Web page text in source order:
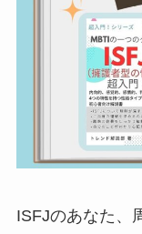
ISFJのあなた、